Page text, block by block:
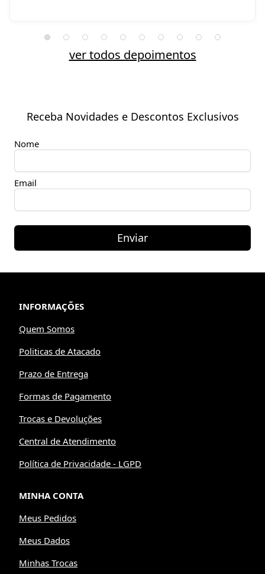
ver todos depoimentos
Receba Novidades e Descontos Exclusivos
Nome
Email
Enviar
INFORMAÇÕES
Quem Somos
Politicas de Atacado
Prazo de Entrega
Formas de Pagamento
Trocas e Devoluções
Central de Atendimento
Política de Privacidade - LGPD
MINHA CONTA
Meus Pedidos
Meus Dados
Minhas Trocas